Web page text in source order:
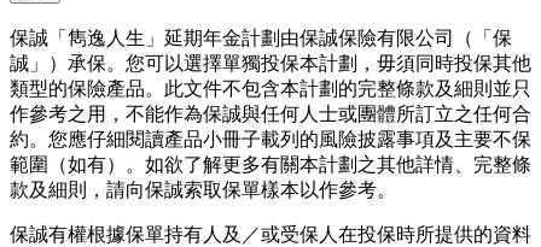
保誠「雋逸人生」延期年金計劃由保誠保險有限公司（「保
誠」）承保。您可以選擇單獨投保本計劃，毋須同時投保其他
類型的保險產品。此文件不包含本計劃的完整條款及細則並只
作參考之用，不能作為保誠與任何人士或團體所訂立之任何合
約。您應仔細閱讀產品小冊子載列的風險披露事項及主要不保
範圍（如有）。如欲了解更多有關本計劃之其他詳情、完整條
款及細則，請向保誠索取保單樣本以作參考。
保誠有權根據保單持有人及／或受保人在投保時所提供的資料